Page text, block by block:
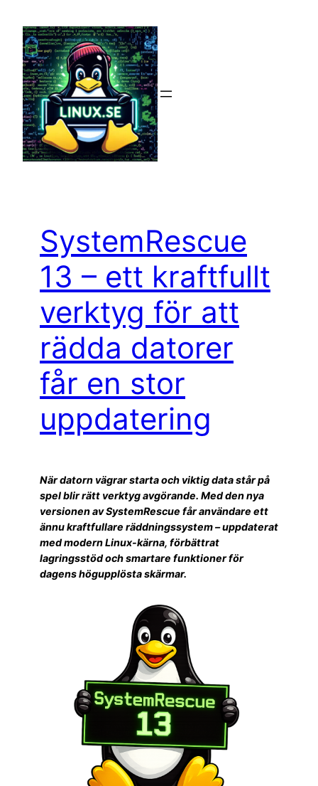
innehåll
SystemRescue
13 – ett kraftfullt
verktyg för att
rädda datorer
får en stor
uppdatering
När datorn vägrar starta och viktig data står på
spel blir rätt verktyg avgörande. Med den nya
versionen av SystemRescue får användare ett
ännu kraftfullare räddningssystem – uppdaterat
med modern Linux-kärna, förbättrat
lagringsstöd och smartare funktioner för
dagens högupplösta skärmar.